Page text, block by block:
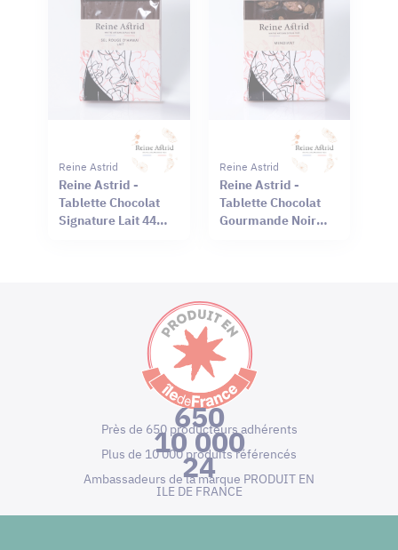
Reine Astrid
Reine Astrid -
Tablette Chocolat
Signature Lait 44%
Reine Astrid
Reine Astrid -
Tablette Chocolat
Gourmande Noir
650
Près de 650 producteurs adhérents
10 000
Plus de 10 000 produits référencés
24
Ambassadeurs de la marque PRODUIT EN
ILE DE FRANCE